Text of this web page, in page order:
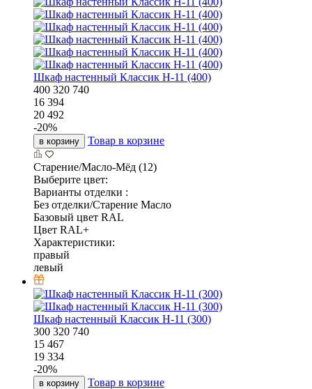
Шкаф настенный Классик Н-11 (400)
400 320 740
16 394
20 492
-20%
в корзину Товар в корзине
Старение/Масло-Мёд (12)
Выберите цвет:
Варианты отделки :
Без отделки/Старение Масло
Базовый цвет RAL
Цвет RAL+
Характеристики:
правый
левый
Шкаф настенный Классик Н-11 (300)
300 320 740
15 467
19 334
-20%
в корзину Товар в корзине